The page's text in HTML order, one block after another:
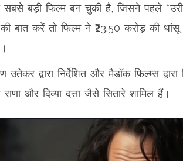
बड़ी फिल्म बन चुकी है, जिसने पहले
बात करें तो फिल्म ने ₹23.50 करोड़ की
उतेकर द्वारा निर्देशित और मैडॉक फिल्म्स
और दिव्या दत्ता जैसे सितारे शामिल हैं।